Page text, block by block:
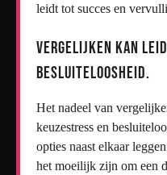
leidt tot succes en
Vergelijken kan
besluiteloosheid.
Het nadeel van
keuzestress en
opties naast elkaar
het moeilijk zijn om een